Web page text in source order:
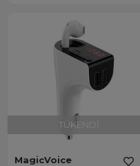
TÜKENDI
MagicVoice